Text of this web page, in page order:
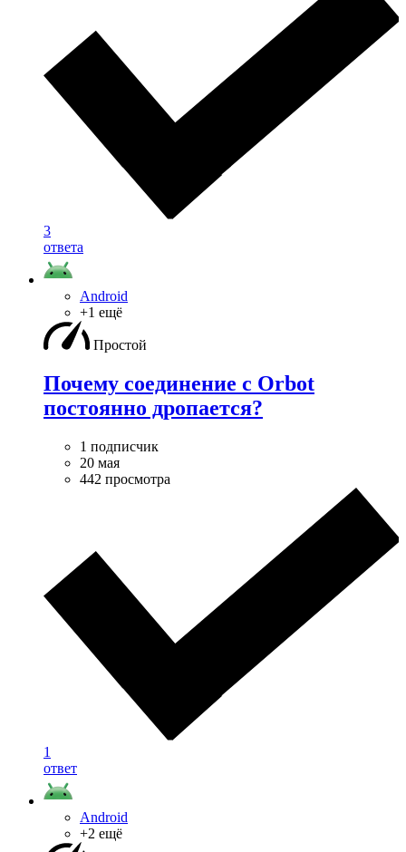
3
ответа
Android
+1 ещё
Простой
Почему соединение с Orbot
постоянно дропается?
1 подписчик
20 мая
442 просмотра
1
ответ
Android
+2 ещё